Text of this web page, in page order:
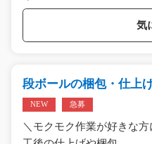
気
段ボールの梱包・仕上
NEW 急募
＼モクモク作業が好きな